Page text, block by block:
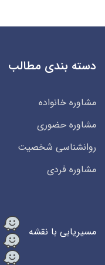
دسته بندی مطالب
مشاوره خانواده
مشاوره حضوری
روانشناسی شخصیت
مشاوره فردی
مسیریابی با نقشه